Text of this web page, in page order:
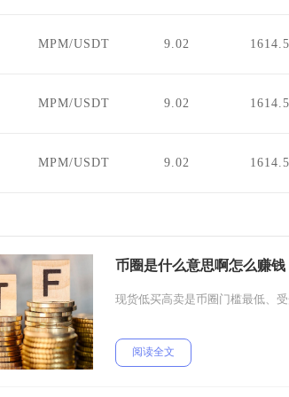
MPM/USDT 9.02
MPM/USDT 9.02
MPM/USDT 9.02
币圈是什么意思啊怎么赚钱
现货低买高卖是币圈门槛最低、
阅读全文